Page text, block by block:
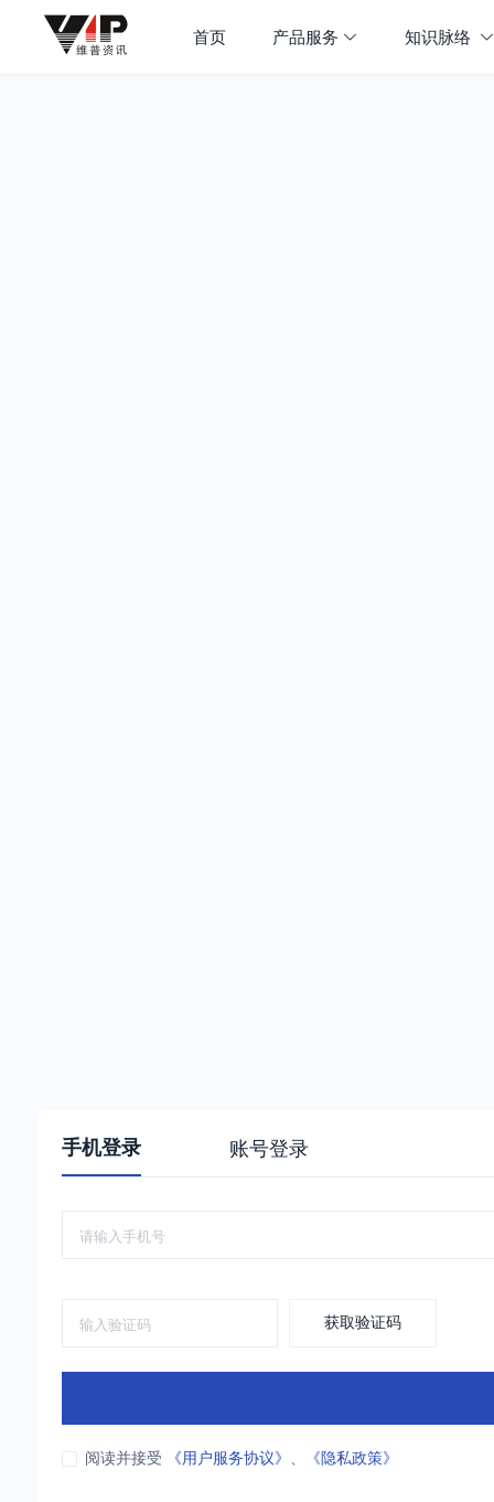
首页 产品服务 知识脉络
手机登录 账号登录
获取验证码
阅读并接受 《用户服务协议》 、 《隐私政策》